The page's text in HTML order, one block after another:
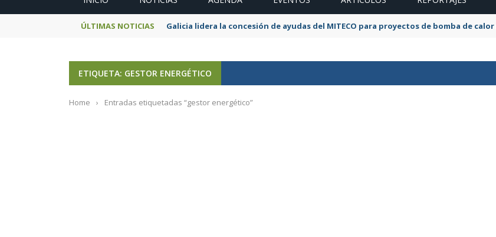
ÚLTIMAS NOTICIAS Galicia lidera la concesión de ayudas del MITECO para proyectos de bomba de
ETIQUETA: GESTOR ENERGÉTICO
Home › Entradas etiquetadas “gestor energético”